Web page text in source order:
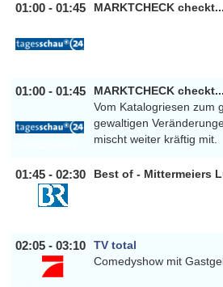
01:00 - 01:45 MARKTCHECK
01:00 - 01:45
MARKTCHECK
Vom Katalogriesen zum
gewaltigen
mischt weiter kräftig mit.
01:45 - 02:30 Best of - Mittermeiers
02:05 - 03:10
TV total
Comedyshow mit